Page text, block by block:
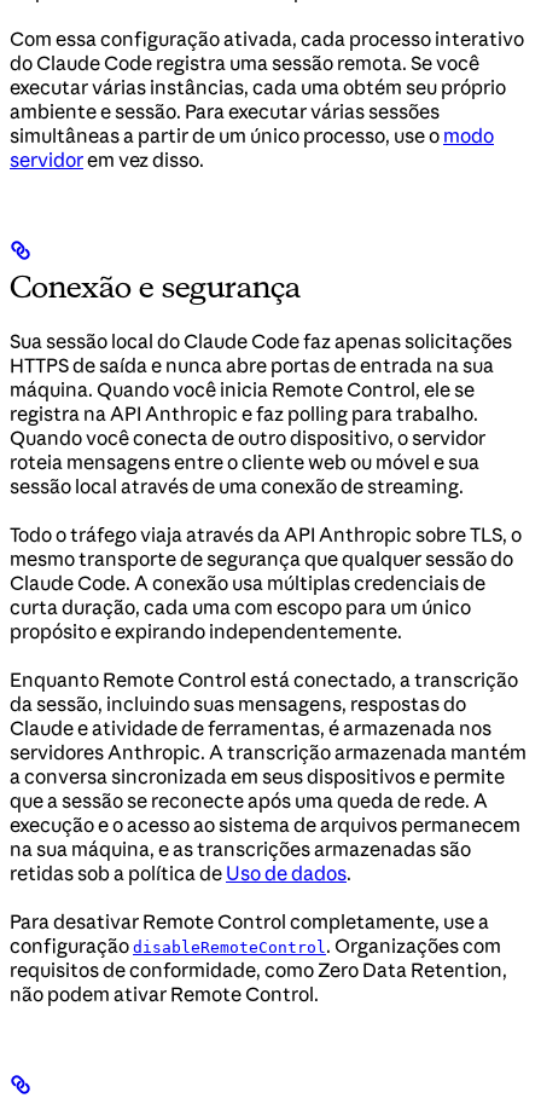
Com essa configuração ativada, cada processo interativo
do Claude Code registra uma sessão remota. Se você
executar várias instâncias, cada uma obtém seu próprio
ambiente e sessão. Para executar várias sessões
simultâneas a partir de um único processo, use o modo
servidorem vez disso.
Conexão e segurança
Sua sessão local do Claude Code faz apenas solicitações
HTTPS de saída e nunca abre portas de entrada na sua
máquina. Quando você inicia Remote Control, ele se
registra na API Anthropic e faz polling para trabalho.
Quando você conecta de outro dispositivo, o servidor
roteia mensagens entre o cliente web ou móvel e sua
sessão local através de uma conexão de streaming.
Todo o tráfego viaja através da API Anthropic sobre TLS, o
mesmo transporte de segurança que qualquer sessão do
Claude Code. A conexão usa múltiplas credenciais de
curta duração, cada uma com escopo para um único
propósito e expirando independentemente.
Enquanto Remote Control está conectado, a transcrição
da sessão, incluindo suas mensagens, respostas do
Claude e atividade de ferramentas, é armazenada nos
servidores Anthropic. A transcrição armazenada mantém
a conversa sincronizada em seus dispositivos e permite
que a sessão se reconecte após uma queda de rede. A
execução e o acesso ao sistema de arquivos permanecem
na sua máquina, e as transcrições armazenadas são
retidas sob a política de Uso de dados.
Para desativar Remote Control completamente, use a
configuração disableRemoteControl . Organizações com
requisitos de conformidade, como Zero Data Retention,
não podem ativar Remote Control.